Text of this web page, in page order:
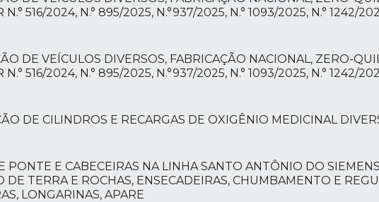
516/2024, N.° 895/2025, N.°937/2025, N.° 1093/2025, N.° 1242/
DE VEÍCULOS DIVERSOS, FABRICAÇÃO NACIONAL, ZERO-
516/2024, N.° 895/2025, N.°937/2025, N.° 1093/2025, N.° 1242/
DE CILINDROS E RECARGAS DE OXIGÊNIO MEDICINAL
PONTE E CABECEIRAS NA LINHA SANTO ANTÔNIO DO
TERRA E ROCHAS, ENSECADEIRAS, CHUMBAMENTO E
LONGARINAS, APARE